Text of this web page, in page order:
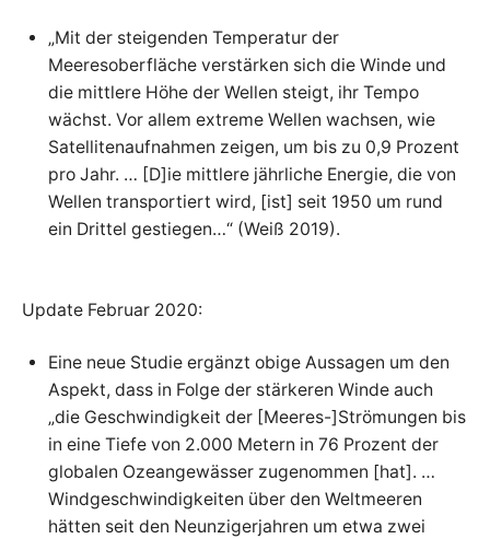
„Mit der steigenden Temperatur der
Meeresoberfläche verstärken sich die Winde und
die mittlere Höhe der Wellen steigt, ihr Tempo
wächst. Vor allem extreme Wellen wachsen, wie
Satellitenaufnahmen zeigen, um bis zu 0,9 Prozent
pro Jahr. … [D]ie mittlere jährliche Energie, die von
Wellen transportiert wird, [ist] seit 1950 um rund
ein Drittel gestiegen…“ (Weiß 2019).
Update Februar 2020:
Eine neue Studie ergänzt obige Aussagen um den
Aspekt, dass in Folge der stärkeren Winde auch
„die Geschwindigkeit der [Meeres-]Strömungen bis
in eine Tiefe von 2.000 Metern in 76 Prozent der
globalen Ozeangewässer zugenommen [hat]. …
Windgeschwindigkeiten über den Weltmeeren
hätten seit den Neunzigerjahren um etwa zwei